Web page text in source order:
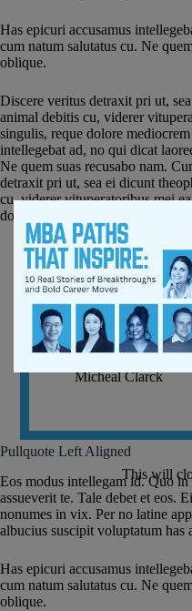
Has epicuri accusamus
cum natum salutatus cu. Ne
oblique.
Discere veritus detraxit pri ut,
animal debitis cu, viderer
singulis, reque dolore
intellegebat ad, no qui dicat
Ne quem suas recusabo nam.
detraxit pri ut, sea ei dicunt
cu, viderer vituperatoribus mei
dolore mediocrem vim ei.
Only a quarter of
financially literate.
overwhelm them
Micheal Clarck
Pullquote Left Aligned
Eos modus intellegam id. Quo
assueverit te. Tale debet et eos.
nonumes in vix. Per no latine
albucius suscipit voluptatum has
Has epicuri accusamus
cum natum salutatus cu. Ne
oblique.
This will